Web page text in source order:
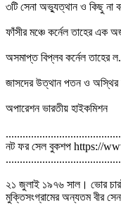
৩টি সেনা অভ্যুত্থান ও কিছু
ফাঁসীর মঞ্চে কর্নেল তাহের
অসমাপ্ত বিপ্লব কর্নেল
জাসদের উত্থান পতন ও অস্থির
অপারেশন ভারতীয় হাইকমিশন
নট ফর সেল বুকশপ https://
২১ জুলাই ১৯৭৬ সাল। ভোর
মুক্তিসংগ্রামের অন্যতম বীর